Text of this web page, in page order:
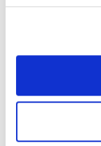
Stefan Vaja,